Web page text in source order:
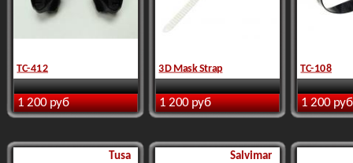
TC-412
1 200 руб
3D Mask Strap
1 200 руб
TC-108
1 200 руб
Tusa Salvimar